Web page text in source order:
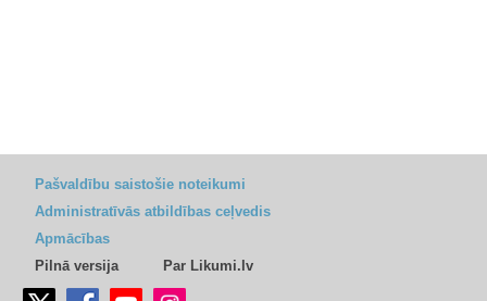
Pašvaldību saistošie noteikumi
Administratīvās atbildības ceļvedis
Apmācības
Pilnā versija
Par Likumi.lv